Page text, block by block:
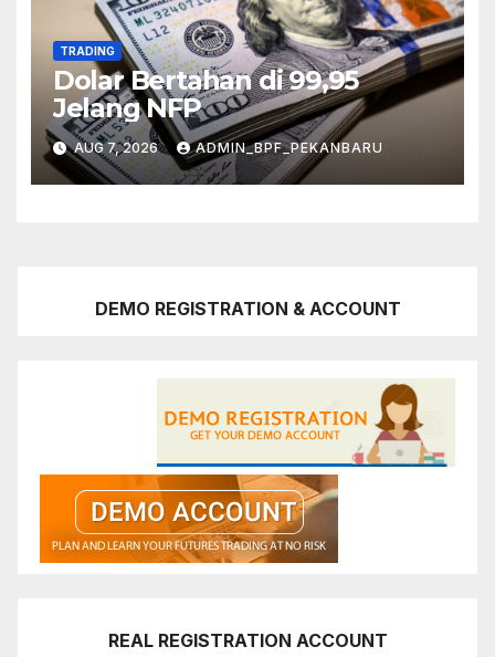
TRADING
Dolar Bertahan di 99,95
Jelang NFP
AUG 7, 2026 ADMIN_BPF_PEKANBARU
DEMO REGISTRATION & ACCOUNT
REAL REGISTRATION ACCOUNT